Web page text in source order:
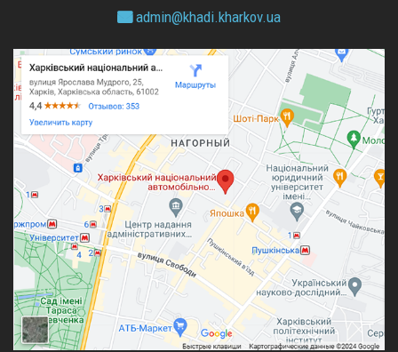
admin@khadi.kharkov.ua